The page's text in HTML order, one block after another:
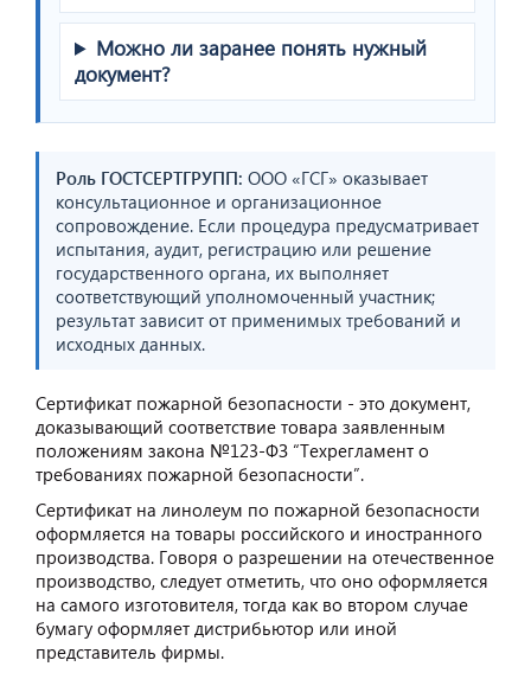
Можно ли заранее понять нужный
документ?
Роль ГОСТСЕРТГРУПП: ООО «ГСГ» оказывает
консультационное и организационное
сопровождение. Если процедура предусматривает
испытания, аудит, регистрацию или решение
государственного органа, их выполняет
соответствующий уполномоченный участник;
результат зависит от применимых требований и
исходных данных.
Сертификат пожарной безопасности - это документ,
доказывающий соответствие товара заявленным
положениям закона №123-ФЗ “Техрегламент о
требованиях пожарной безопасности”.
Сертификат на линолеум по пожарной безопасности
оформляется на товары российского и иностранного
производства. Говоря о разрешении на отечественное
производство, следует отметить, что оно оформляется
на самого изготовителя, тогда как во втором случае
бумагу оформляет дистрибьютор или иной
представитель фирмы.